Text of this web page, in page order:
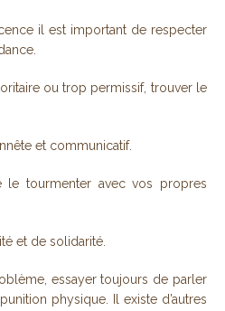
il est important de respecter
ou trop permissif, trouver le
et communicatif.
le tourmenter avec vos propres
et de solidarité.
essayer toujours de parler
physique. Il existe d’autres